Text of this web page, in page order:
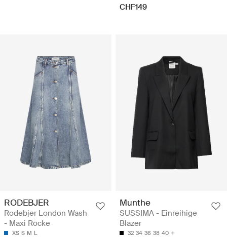
CHF149
RODEBJER
Rodebjer London Wash
- Maxi Röcke
XS S M L
Munthe
SUSSIMA - Einreihige
Blazer
32 34 36 38 40